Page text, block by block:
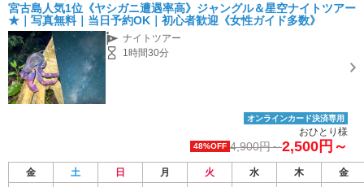
宮古島人気1位《ヤシガニ遭遇率高》ジャングル＆星空ナイトツアー
★｜写真無料｜当日予約OK｜初心者歓迎《女性ガイド多数》
ナイトツアー
1時間30分
オンラインカード決済専用
おひとり様
48%OFF 4,900円～2,500円～
金 土 日 月 火 水 木
金